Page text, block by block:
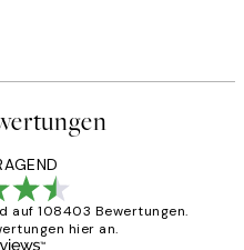
auf 108403 Bewertungen.
hier an.